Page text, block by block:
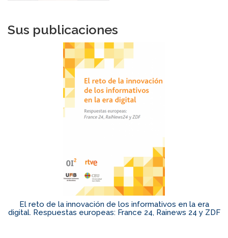
Sus publicaciones
El reto de la innovación de los informativos en la era
digital. Respuestas europeas: France 24, Rainews 24 y ZDF